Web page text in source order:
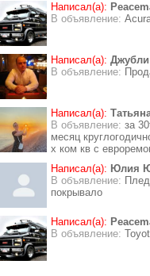
Написал(а):
В объявление:
Написал(а):
В объявление:
Написал(а):
В объявление: за
месяц
х ком кв с
Написал(а): Юлия
В объявление:
покрывало
Написал(а):
В объявление: